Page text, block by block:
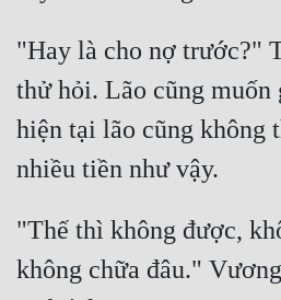
"Hay là cho nợ trước?"
thử hỏi. Lão cũng muốn
hiện tại lão cũng không
"Thế thì không được,
không chữa đâu."